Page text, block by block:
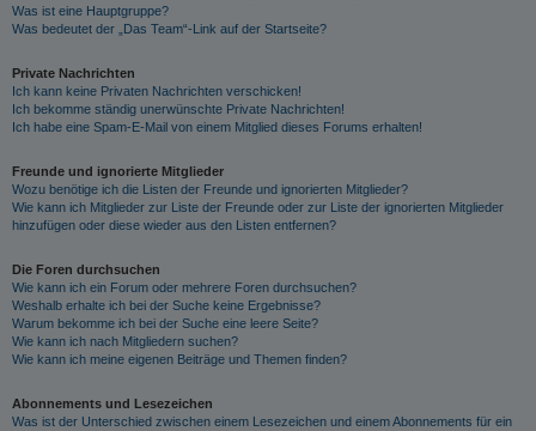
Was ist eine Hauptgruppe?
Was bedeutet der „Das Team“-Link auf der Startseite?
Private Nachrichten
Ich kann keine Privaten Nachrichten verschicken!
Ich bekomme ständig unerwünschte Private Nachrichten!
Ich habe eine Spam-E-Mail von einem Mitglied dieses Forums erhalten!
Freunde und ignorierte Mitglieder
Wozu benötige ich die Listen der Freunde und ignorierten Mitglieder?
Wie kann ich Mitglieder zur Liste der Freunde oder zur Liste der ignorierten Mitglieder
hinzufügen oder diese wieder aus den Listen entfernen?
Die Foren durchsuchen
Wie kann ich ein Forum oder mehrere Foren durchsuchen?
Weshalb erhalte ich bei der Suche keine Ergebnisse?
Warum bekomme ich bei der Suche eine leere Seite?
Wie kann ich nach Mitgliedern suchen?
Wie kann ich meine eigenen Beiträge und Themen finden?
Abonnements und Lesezeichen
Was ist der Unterschied zwischen einem Lesezeichen und einem Abonnements für ein